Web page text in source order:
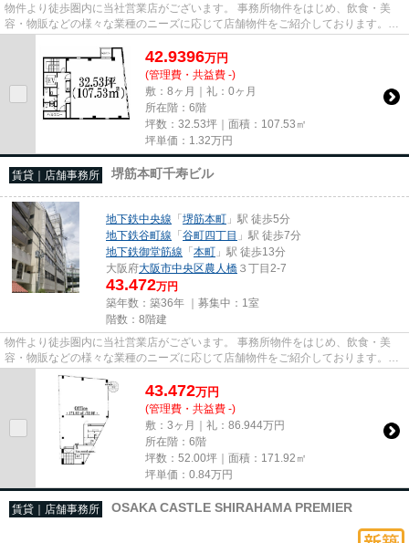
物件より徒歩圏内に当社営業店がございます。 事務所物件をはじめ、飲食・美
容・物販などの様々な業種のニーズに応じて店舗物件をご紹介しております。
尚、弊社ではおとり広告は一切...
42.9396万円
(管理費・共益費 -)
敷：8ヶ月｜礼：0ヶ月
所在階：6階
坪数：32.53坪｜面積：107.53㎡
坪単価： 1.32万円
賃貸｜店舗事務所 堺筋本町千寿ビル
地下鉄中央線 「堺筋本町 」駅 徒歩5分
地下鉄谷町線 「谷町四丁目 」駅 徒歩7分
地下鉄御堂筋線 「本町 」駅 徒歩13分
大阪府大阪市中央区農人橋 ３丁目2-7
43.472万円
築年数：築36年 ｜募集中： 1室
階数：8階建
物件より徒歩圏内に当社営業店がございます。 事務所物件をはじめ、飲食・美
容・物販などの様々な業種のニーズに応じて店舗物件をご紹介しております。
尚、弊社ではおとり広告は一切...
43.472万円
(管理費・共益費 -)
敷：3ヶ月｜礼：86.944万円
所在階：6階
坪数：52.00坪｜面積：171.92㎡
坪単価： 0.84万円
賃貸｜店舗事務所 OSAKA CASTLE SHIRAHAMA PREMIER